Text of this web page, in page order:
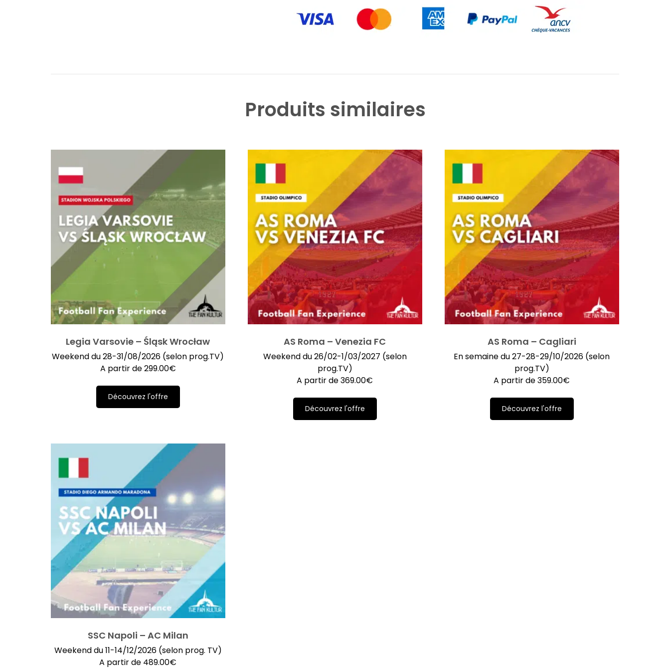
Produits similaires
Legia Varsovie – Śląsk Wrocław
Weekend du 28-31/08/2026 (selon prog.TV)
A partir de299.00€
Découvrez l'offre
AS Roma – Venezia FC
Weekend du 26/02-1/03/2027 (selon
prog.TV)
A partir de369.00€
Découvrez l'offre
AS Roma – Cagliari
En semaine du 27-28-29/10/2026 (selon
prog.TV)
A partir de359.00€
Découvrez l'offre
SSC Napoli – AC Milan
Weekend du 11-14/12/2026 (selon prog. TV)
A partir de 489.00€